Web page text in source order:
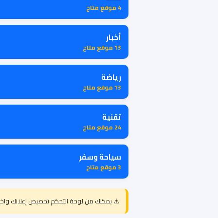
4 موقع متاح
أخبار
13 موقع متاح
رياضة
13 موقع متاح
تقنية
24 موقع متاح
سياحة وسفر
3 موقع متاح
⚠️ يمكنك من لوحة التحكم تخصيص إعلانك